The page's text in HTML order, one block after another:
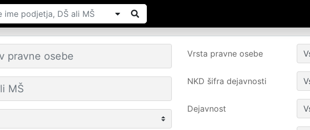
Vrsta pravne osebe
NKD šifra dejavnosti
Dejavnost